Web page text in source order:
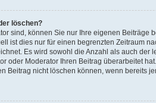
löschen?
sind, können Sie nur Ihre eigenen
ist dies nur für einen begrenzten Zeitraum
Es wird sowohl die Anzahl als auch
oder Moderator Ihren Beitrag überarbeitet
Beitrag nicht löschen können, wenn bereits